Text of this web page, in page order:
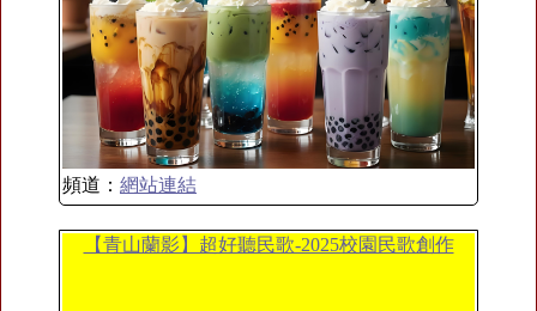
頻道： 網站連結
【青山蘭影】超好聽民歌-2025校園民歌創作